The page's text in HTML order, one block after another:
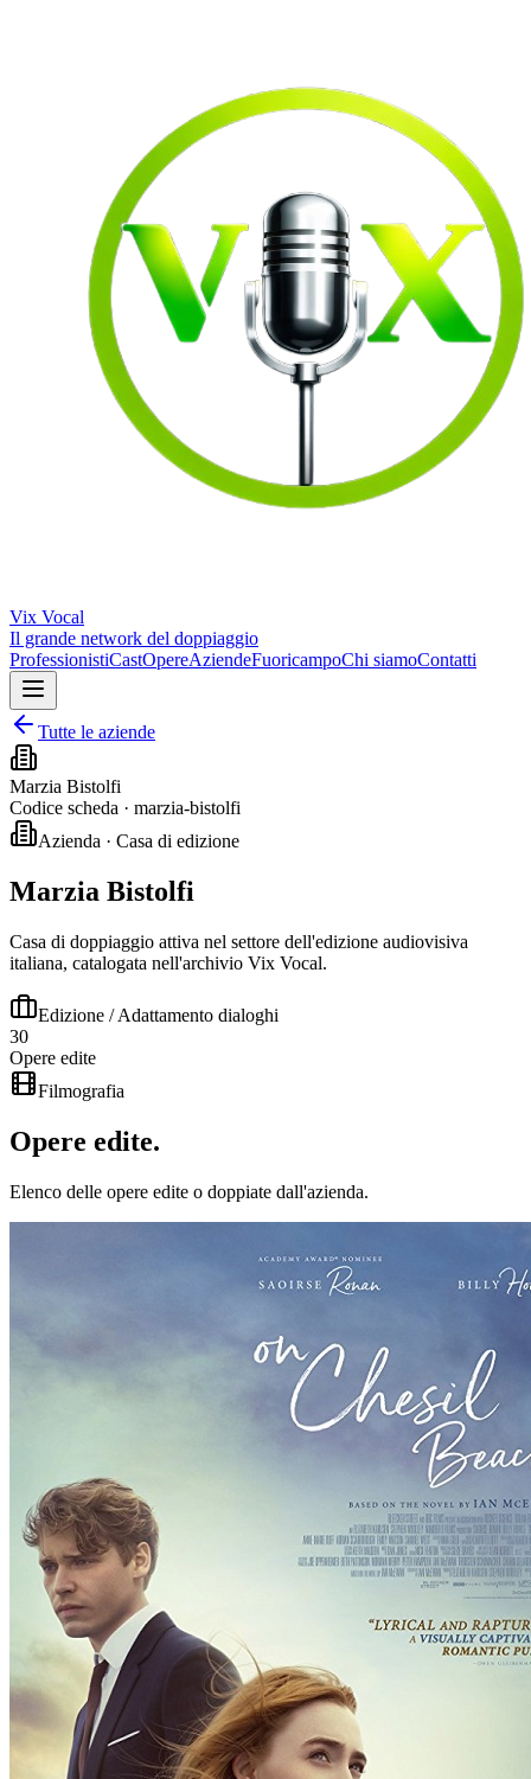
Vix Vocal
Il grande network del doppiaggio
ProfessionistiCastOpereAziendeFuoricampoChi siamoContatti
Tutte le aziende
Marzia Bistolfi
Codice scheda · marzia-bistolfi
Azienda · Casa di edizione
Marzia Bistolfi
Casa di doppiaggio attiva nel settore dell'edizione audiovisiva
italiana, catalogata nell'archivio Vix Vocal.
Edizione / Adattamento dialoghi
30
Opere edite
Filmografia
Opere edite.
Elenco delle opere edite o doppiate dall'azienda.